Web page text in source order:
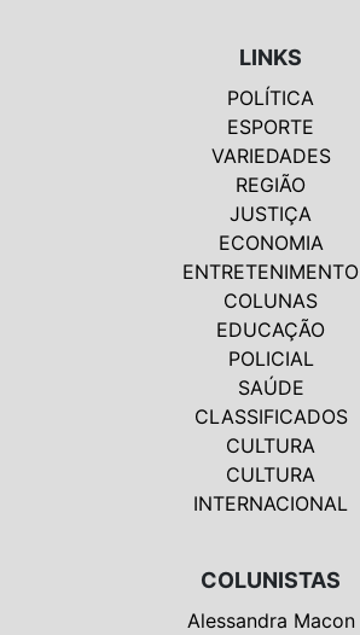
LINKS
POLÍTICA
ESPORTE
VARIEDADES
REGIÃO
JUSTIÇA
ECONOMIA
ENTRETENIMENTO
COLUNAS
EDUCAÇÃO
POLICIAL
SAÚDE
CLASSIFICADOS
CULTURA
CULTURA
INTERNACIONAL
COLUNISTAS
Alessandra Macon